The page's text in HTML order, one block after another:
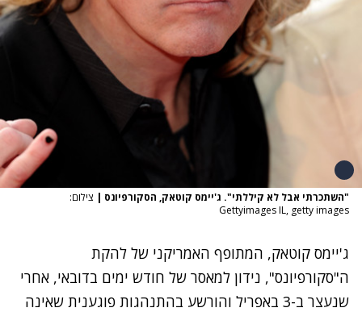
"השתכרתי אבל לא קיללתי". ג'יימס קוטאק, הסקורפיונס | צילום:
Gettyimages IL, getty images
ג'יימס קוטאק, המתופף האמריקני של להקת
ה"סקורפיונס", נידון למאסר של חודש ימים בדובאי, אחרי
שנעצר ב-3 באפריל והורשע בהתנהגות פוגענית שאינה